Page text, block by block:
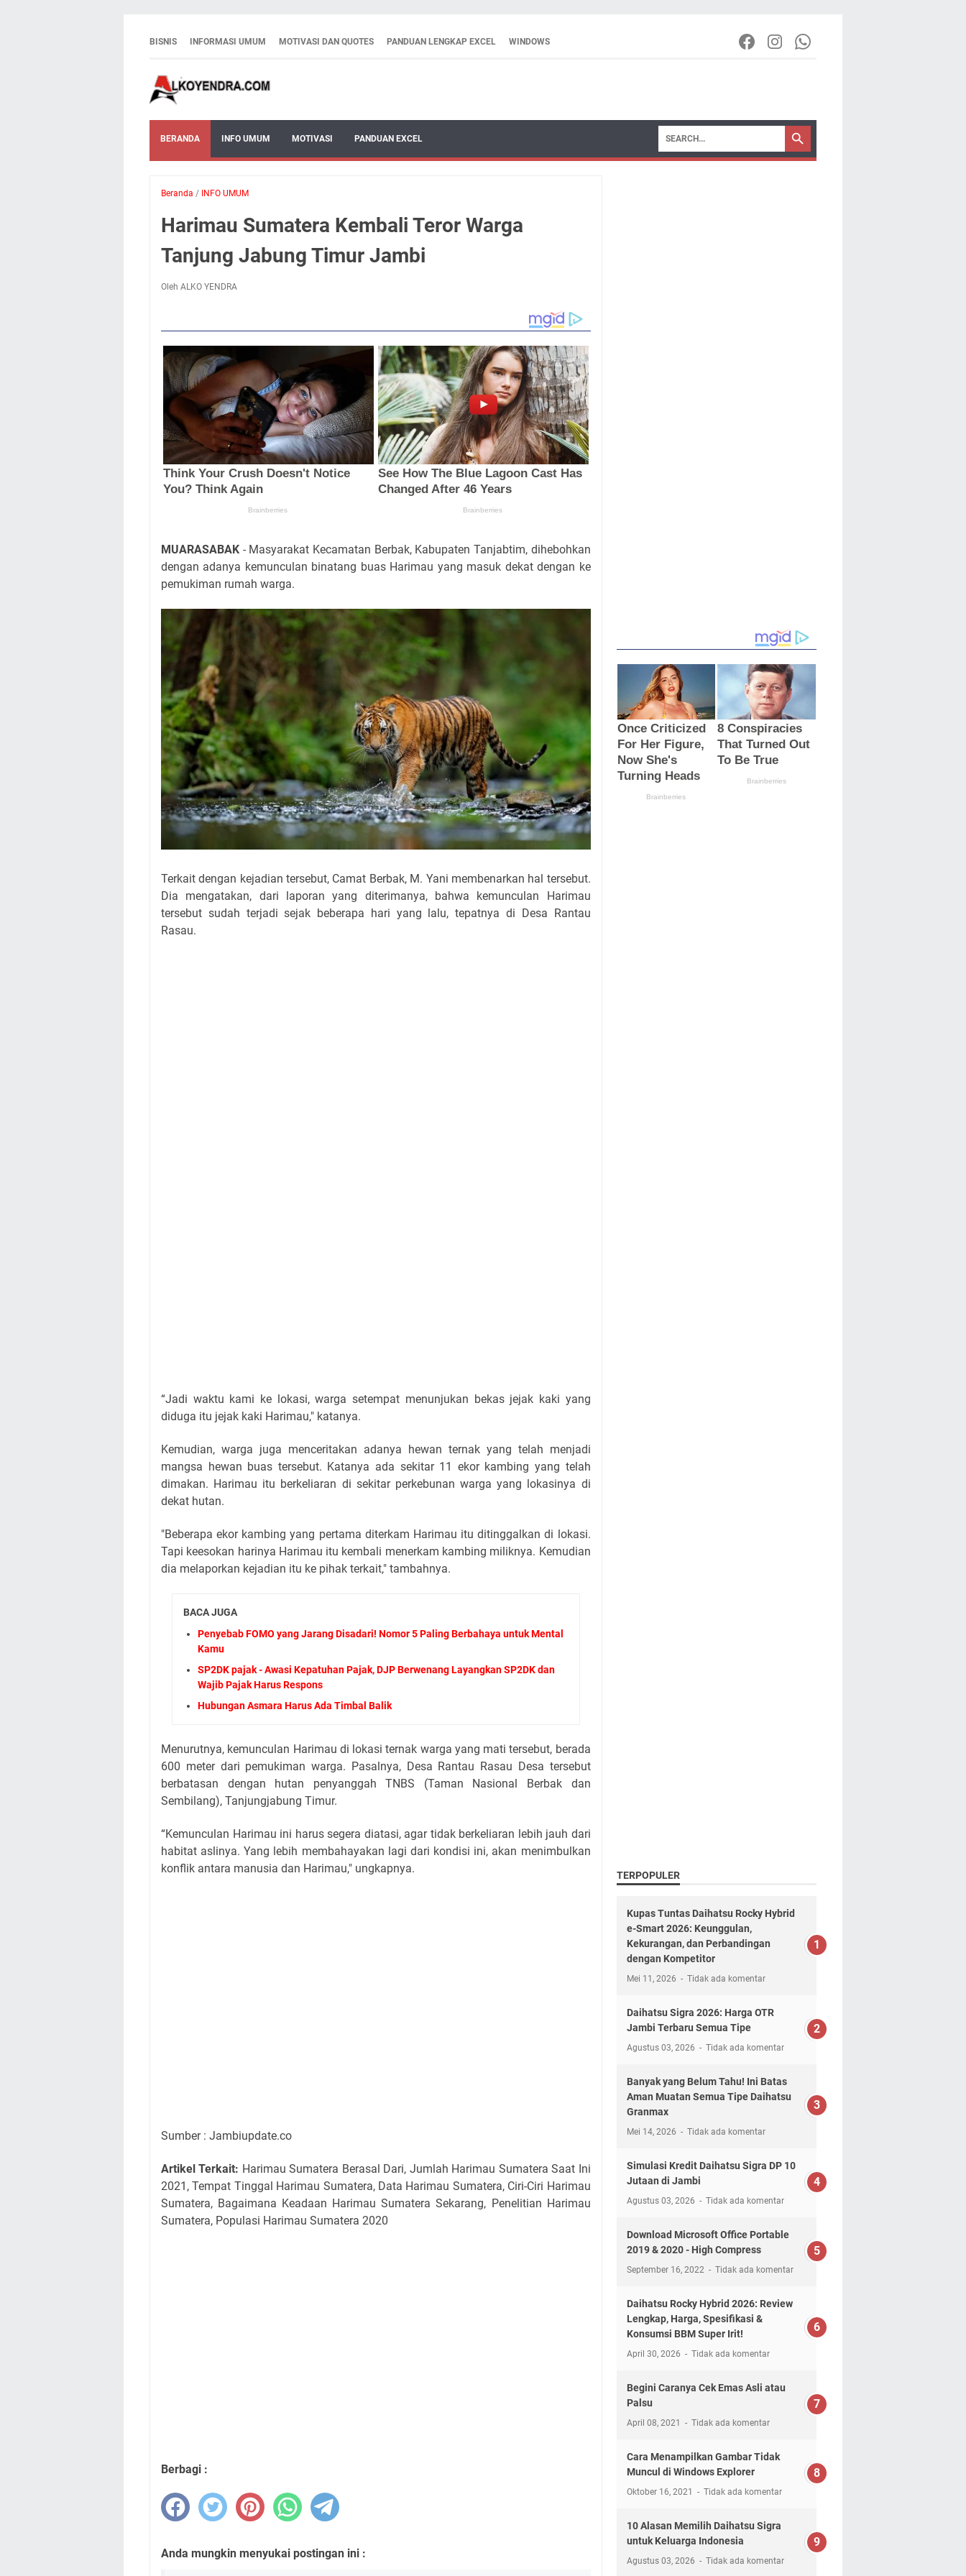
BISNIS INFORMASI UMUM MOTIVASI DAN QUOTES PANDUAN LENGKAP EXCEL WINDOWS
BERANDA INFO UMUM MOTIVASI PANDUAN EXCEL
Beranda / INFO UMUM
Harimau Sumatera Kembali Teror Warga
Tanjung Jabung Timur Jambi
Oleh ALKO YENDRA
MUARASABAK - Masyarakat Kecamatan Berbak, Kabupaten Tanjabtim, dihebohkan
dengan adanya kemunculan binatang buas Harimau yang masuk dekat dengan ke
pemukiman rumah warga.
Terkait dengan kejadian tersebut, Camat Berbak, M. Yani membenarkan hal tersebut.
Dia mengatakan, dari laporan yang diterimanya, bahwa kemunculan Harimau
tersebut sudah terjadi sejak beberapa hari yang lalu, tepatnya di Desa Rantau
Rasau.
“Jadi waktu kami ke lokasi, warga setempat menunjukan bekas jejak kaki yang
diduga itu jejak kaki Harimau," katanya.
Kemudian, warga juga menceritakan adanya hewan ternak yang telah menjadi
mangsa hewan buas tersebut. Katanya ada sekitar 11 ekor kambing yang telah
dimakan. Harimau itu berkeliaran di sekitar perkebunan warga yang lokasinya di
dekat hutan.
"Beberapa ekor kambing yang pertama diterkam Harimau itu ditinggalkan di lokasi.
Tapi keesokan harinya Harimau itu kembali menerkam kambing miliknya. Kemudian
dia melaporkan kejadian itu ke pihak terkait," tambahnya.
BACA JUGA
Penyebab FOMO yang Jarang Disadari! Nomor 5 Paling Berbahaya untuk Mental
Kamu
SP2DK pajak - Awasi Kepatuhan Pajak, DJP Berwenang Layangkan SP2DK dan
Wajib Pajak Harus Respons
Hubungan Asmara Harus Ada Timbal Balik
Menurutnya, kemunculan Harimau di lokasi ternak warga yang mati tersebut, berada
600 meter dari pemukiman warga. Pasalnya, Desa Rantau Rasau Desa tersebut
berbatasan dengan hutan penyanggah TNBS (Taman Nasional Berbak dan
Sembilang), Tanjungjabung Timur.
“Kemunculan Harimau ini harus segera diatasi, agar tidak berkeliaran lebih jauh dari
habitat aslinya. Yang lebih membahayakan lagi dari kondisi ini, akan menimbulkan
konflik antara manusia dan Harimau," ungkapnya.
Sumber : Jambiupdate.co
Artikel Terkait: Harimau Sumatera Berasal Dari, Jumlah Harimau Sumatera Saat Ini
2021, Tempat Tinggal Harimau Sumatera, Data Harimau Sumatera, Ciri-Ciri Harimau
Sumatera, Bagaimana Keadaan Harimau Sumatera Sekarang, Penelitian Harimau
Sumatera, Populasi Harimau Sumatera 2020
Berbagi :
Anda mungkin menyukai postingan ini :
TERPOPULER
Kupas Tuntas Daihatsu Rocky Hybrid
e-Smart 2026: Keunggulan,
Kekurangan, dan Perbandingan
dengan Kompetitor
Mei 11, 2026 Tidak ada komentar
Daihatsu Sigra 2026: Harga OTR
Jambi Terbaru Semua Tipe
Agustus 03, 2026 Tidak ada komentar
Banyak yang Belum Tahu! Ini Batas
Aman Muatan Semua Tipe Daihatsu
Granmax
Mei 14, 2026 Tidak ada komentar
Simulasi Kredit Daihatsu Sigra DP 10
Jutaan di Jambi
Agustus 03, 2026 Tidak ada komentar
Download Microsoft Office Portable
2019 & 2020 - High Compress
September 16, 2022 Tidak ada komentar
Daihatsu Rocky Hybrid 2026: Review
Lengkap, Harga, Spesifikasi &
Konsumsi BBM Super Irit!
April 30, 2026 Tidak ada komentar
Begini Caranya Cek Emas Asli atau
Palsu
April 08, 2021 Tidak ada komentar
Cara Menampilkan Gambar Tidak
Muncul di Windows Explorer
Oktober 16, 2021 Tidak ada komentar
10 Alasan Memilih Daihatsu Sigra
untuk Keluarga Indonesia
Agustus 03, 2026 Tidak ada komentar